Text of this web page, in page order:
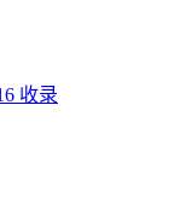
收录